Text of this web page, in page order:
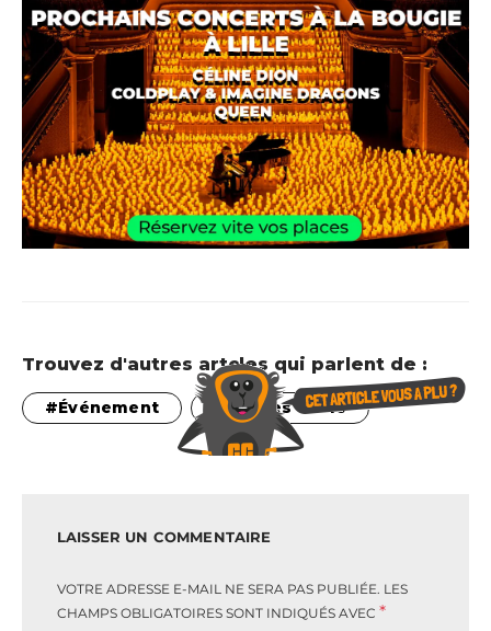
Trouvez d'autres artcles qui parlent de :
Événement Sorties à lille
LAISSER UN COMMENTAIRE
VOTRE ADRESSE E-MAIL NE SERA PAS PUBLIÉE. LES
CHAMPS OBLIGATOIRES SONT INDIQUÉS AVEC *